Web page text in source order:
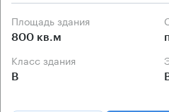
Площадь здания
800 кв.м
Класс здания
B